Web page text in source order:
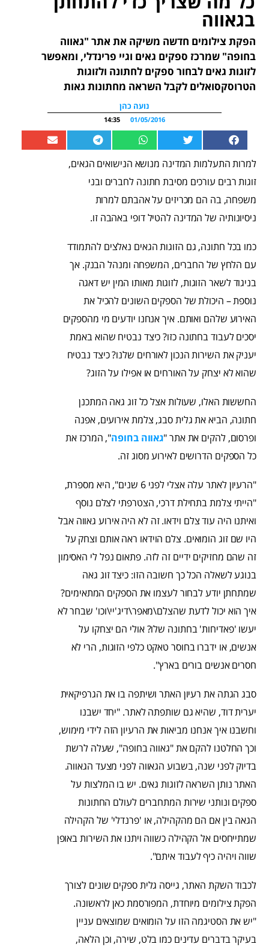
בגאווה
הפקת צילומים חדשה משיקה את אתר "גאווה
בחופה" שמרכז ספקים גאים וגיי פרינדלי, ומאפשר
לזוגות גאים לבחור ספקים לחתונה ולזוגות
הטרוסקסואלים לקבל השראה מחתונות גאות
נועה כהן
01/05/2016
14:35
למרות התעלמות המדינה מנושא הנישואים הגאים,
זוגות רבים עורכים מסיבת חתונה לחברים ובני
משפחה, בה הם מכריזים על אהבתם למרות
ניסיונותיה של המדינה להטיל דופי באהבה זו.
כמו בכל חתונה, גם הזוגות הגאים נאלצים להתמודד
עם הלחץ של החברים, המשפחה ומנהל הבנק. אך
בניגוד לשאר הזוגות, לזוגות מאותו המין יש דאגה
נוספת – היכולת של הספקים השונים להכיל את
האירוע שלהם ואותם. איך אנחנו יודעים מי מהספקים
יסכים לעבוד בחתונה כזו? כיצד נבטיח שהוא באמת
יעניק את השירות הנכון לאורחים שלנו? כיצד נבטיח
שהוא לא יצחק על האורחים או אפילו על הזוג?
החששות האלו, שעולות אצל כל זוג גאה המתכנן
חתונה, הביא את גלית סבג, צלמת אירועים, אפנה
ופרסום, להקים את אתר "גאווה בחופה", המרכז את
כל הספקים הדרושים לאירוע מסוג זה.
"הרעיון לאתר עלה אצלי לפני 6 שנים", היא מספרת,
"הייתי צלמת בתחילת דרכי, הצטרפתי לצלם נוסף
ואיתנו היה עוד צלם וידאו. זה לא היה אירוע גאווה אבל
היו שם זוג הומואים. צלם הוידאו ראה אותם וצחק על
זה שהם מחזיקים ידיים זה לזה. פתאום נפל לי האסימון
בנוגע לשאלה הכל כך חשובה הזו: כיצד זוג גאה
שמתחתן יודע לבחור לעצמו את הספקים המתאימים?
איך הוא יכול לדעת שהצלם\מאפר\דיג'יי\וכו' שבחר לא
יעשו 'פאדיחות' בחתונה שלו? אולי הם יצחקו על
אנשים, או ידברו בחוסר טאקט כלפי הזוגות, הרי לא
חסרים אנשים בורים בארץ".
סבג הגתה את רעיון האתר ושיתפה בו את הגרפיקאית
יערית דוד, שהיא גם שותפתה לאתר. "יחד ישבנו
וחשבנו איך אנחנו מביאות את הרעיון הזה לידי מימוש,
וכך החלטנו להקם את "גאווה בחופה", שעלה לרשת
בדיוק לפני שנה, בשבוע הגאווה לפני מצעד הגאווה.
האתר נותן השראה לזוגות גאים. יש בו המלצות על
ספקים ונותני שירות המתחברים לעולם החתונות
הגאה בין אם הם מהקהילה, או 'פרנדלי' של הקהילה
שמתייחסים אל הקהילה כשווה ויתנו את השירות באופן
שווה ויהיה כיף לעבוד איתם".
לכבוד השקת האתר, גייסה גלית ספקים שונים לצורך
הפקת צילומים מיוחדת, המפורסמת כאן לראשונה.
"יש את הסטיגמה הזו על הומואים שמוצאים עניין
בעיקר בדברים עדינים כמו בלט, שירה, וכן הלאה,